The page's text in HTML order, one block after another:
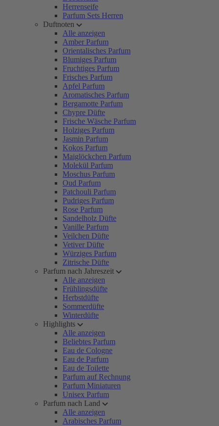
Herrenseife
Parfum Sets Herren
Duftnoten
Alle anzeigen
Amber Parfum
Orientalisches Parfum
Blumiges Parfum
Fruchtiges Parfum
Frisches Parfum
Apfel Parfum
Aromatisches Parfum
Bergamotte Parfum
Chypre Düfte
Frische Wäsche Parfum
Holziges Parfum
Jasmin Parfum
Kokos Parfum
Maiglöckchen Parfum
Molekül Parfum
Moschus Parfum
Oud Parfum
Patchouli Parfum
Pudriges Parfum
Rose Parfum
Sandelholz Düfte
Vanille Parfum
Veilchen Düfte
Vetiver Düfte
Würziges Parfum
Zitrische Düfte
Parfum nach Jahreszeit
Alle anzeigen
Frühlingsdüfte
Herbstdüfte
Sommerdüfte
Winterdüfte
Highlights
Alle anzeigen
Beliebtes Parfum
Eau de Cologne
Eau de Parfum
Eau de Toilette
Parfum auf Rechnung
Parfum Miniaturen
Unisex Parfum
Parfum nach Land
Alle anzeigen
Arabisches Parfum